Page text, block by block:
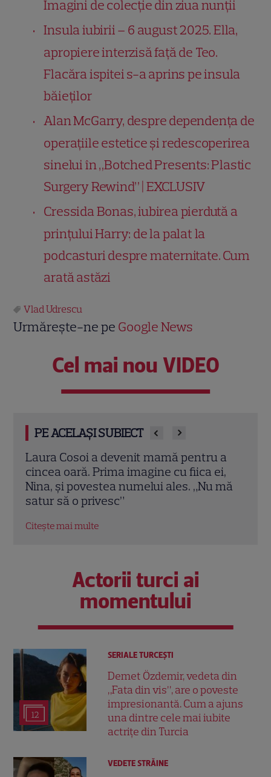
Imagini de colecție din ziua nunții
Insula iubirii – 6 august 2025. Ella,
apropiere interzisă față de Teo.
Flacăra ispitei s-a aprins pe insula
băieților
Alan McGarry, despre dependența de
operațiile estetice și redescoperirea
sinelui în „Botched Presents: Plastic
Surgery Rewind” | EXCLUSIV
Cressida Bonas, iubirea pierdută a
prințului Harry: de la palat la
podcasturi despre maternitate. Cum
arată astăzi
Vlad Udrescu
Urmărește-ne pe Google News
Cel mai nou VIDEO
PE ACELAȘI SUBIECT
Iulia Albu a prezentat „patul anti-divorț”
din vila sa de peste 1 milion de euro! Ce
spune designerul despre piesa de
mobilier: „Nu prea ai timp să te cerți”
Citește mai multe
Actorii turci ai
momentului
12
SERIALE TURCEŞTI
Demet Özdemir, vedeta din
„Fata din vis”, are o poveste
impresionantă. Cum a ajuns
una dintre cele mai iubite
actrițe din Turcia
VEDETE STRĂINE